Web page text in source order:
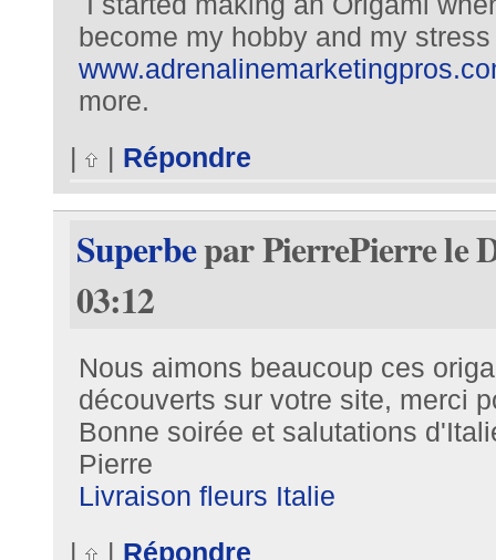
become my hobby and my
more.
|
| Répondre
Superbepar PierrePierre le
03:12
Nous aimons beaucoup ces
découverts sur votre site, merci
Bonne soirée et salutations
Pierre
Livraison fleurs Italie
|
| Répondre